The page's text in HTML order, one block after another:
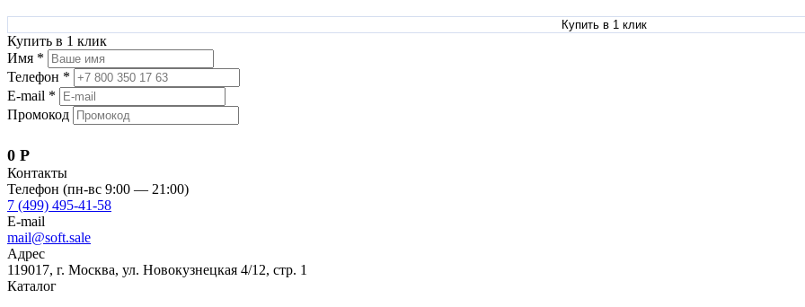
Купить в 1 клик
Купить в 1 клик
Имя *
Телефон *
E-mail *
Промокод
0 Р
Контакты
Телефон (пн-вс 9:00 — 21:00)
7 (499) 495-41-58
E-mail
mail@soft.sale
Адрес
119017, г. Москва, ул. Новокузнецкая 4/12, стр. 1
Каталог